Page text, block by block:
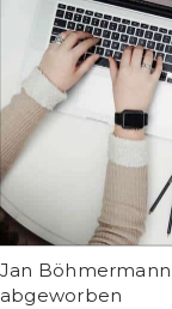
Jan
abgeworben